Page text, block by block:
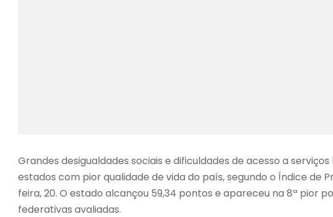
Grandes desigualdades sociais e dificuldades de acesso a
estados com pior qualidade de vida do país, segundo o Índice de
feira, 20. O estado alcançou 59,34 pontos e apareceu na 8ª pior
federativas avaliadas.